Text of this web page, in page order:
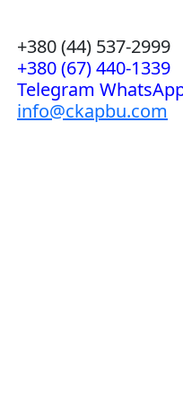
+380 (44) 537-2999
+380 (67) 440-1339
Telegram
info@ckapbu.com